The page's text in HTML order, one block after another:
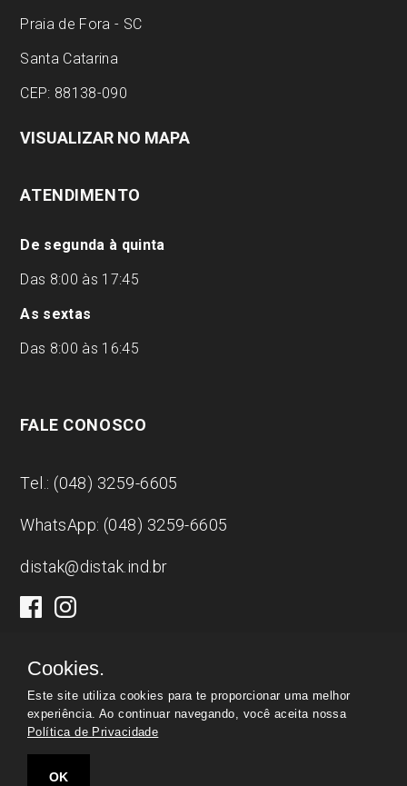
Praia de Fora - SC
Santa Catarina
CEP: 88138-090
VISUALIZAR NO MAPA
ATENDIMENTO
De segunda à quinta
Das 8:00 às 17:45
As sextas
Das 8:00 às 16:45
FALE CONOSCO
Tel.: (048) 3259-6605
WhatsApp: (048) 3259-6605
distak@distak.ind.br
Distak|CNPJ: 00.809.090/0001-66 | © Todos os
direitos reservados
Cookies.
Este site utiliza cookies para te proporcionar uma melhor
experiência. Ao continuar navegando, você aceita nossa
Política de Privacidade
OK